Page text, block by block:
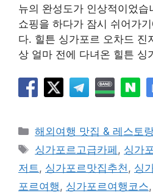
뉴의 완성도가 인상적이었습
쇼핑을 하다가 잠시 쉬어가
다. 힐튼 싱가포르 오차드 진
상 얼마 전에 다녀온 힐튼 싱
카
테
리
해외여행 맛집 & 레스토
태
그
싱가포르고급카페 , 싱가
저트, 싱가포르맛집추천, 싱
포르여행, 싱가포르여행코스,